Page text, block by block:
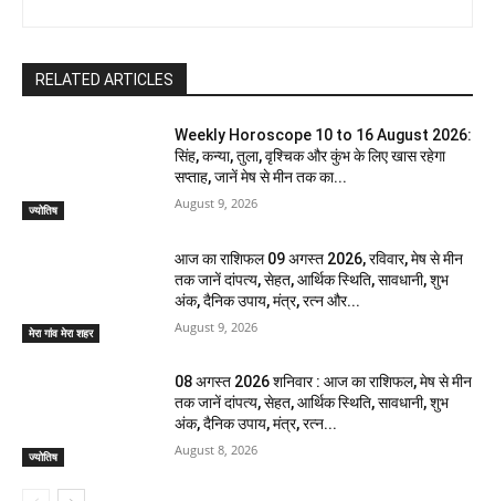
RELATED ARTICLES
ज्योतिष
Weekly Horoscope 10 to 16 August 2026:
सिंह, कन्या, तुला, वृश्चिक और कुंभ के लिए खास रहेगा
सप्ताह, जानें मेष से मीन तक का...
August 9, 2026
मेरा गांव मेरा शहर
आज का राशिफल 09 अगस्त 2026, रविवार, मेष से मीन
तक जानें दांपत्य, सेहत, आर्थिक स्थिति, सावधानी, शुभ
अंक, दैनिक उपाय, मंत्र, रत्न और...
August 9, 2026
ज्योतिष
08 अगस्त 2026 शनिवार : आज का राशिफल, मेष से मीन
तक जानें दांपत्य, सेहत, आर्थिक स्थिति, सावधानी, शुभ
अंक, दैनिक उपाय, मंत्र, रत्न...
August 8, 2026